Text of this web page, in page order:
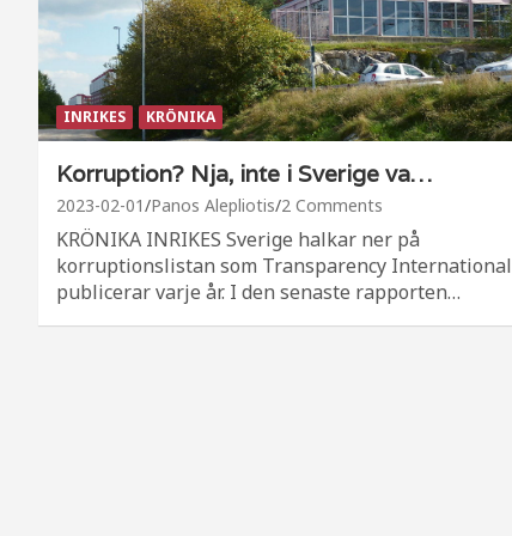
INRIKES KRÖNIKA
Korruption? Nja, inte i Sverige va…
2023-02-01 Panos Alepliotis 2 Comments
KRÖNIKA INRIKES Sverige halkar ner på
korruptionslistan som Transparency International
publicerar varje år. I den senaste rapporten…